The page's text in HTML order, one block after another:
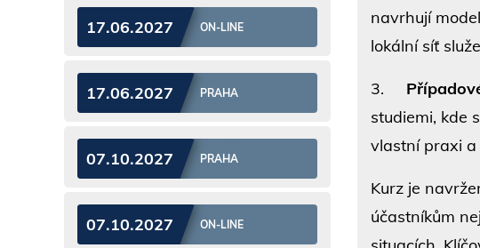
navrhují
lokální síť
3.
studiemi, kde
vlastní praxi a
Kurz je
účastníkům
17.06.2027 ON-LINE
17.06.2027 PRAHA
07.10.2027 PRAHA
07.10.2027 ON-LINE